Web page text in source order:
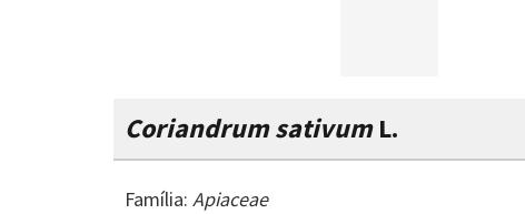
Coriandrum sativumL.
Família: Apiaceae